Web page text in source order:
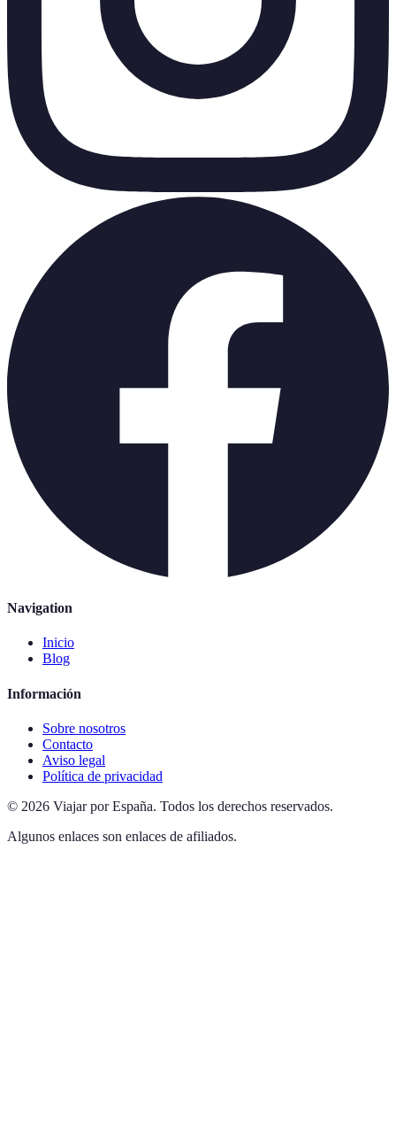
Navigation
Inicio
Blog
Información
Sobre nosotros
Contacto
Aviso legal
Política de privacidad
© 2026 Viajar por España. Todos los derechos reservados.
Algunos enlaces son enlaces de afiliados.